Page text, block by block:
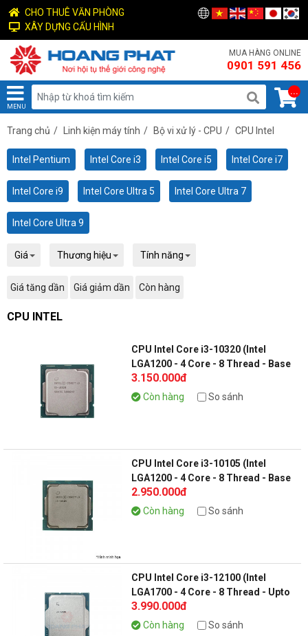
CHO THUÊ VĂN PHÒNG
XÂY DỰNG CẤU HÌNH
MUA HÀNG ONLINE
0901 591 456
MENU
...
Trang chủ / Linh kiện máy tính / Bộ vi xử lý - CPU / CPU Intel
Intel Pentium Intel Core i3 Intel Core i5 Intel Core i7
Intel Core i9 Intel Core Ultra 5 Intel Core Ultra 7
Intel Core Ultra 9
Giá Thương hiệu Tính năng
Giá tăng dần Giá giảm dần Còn hàng
CPU INTEL
CPU Intel Core i3-10320 (Intel
LGA1200 - 4 Core - 8 Thread - Base
3.8Ghz - Turbo 4.6Ghz - Cache
8MB) (Tray không Fan)
3.150.000đ
Còn hàng So sánh
CPU Intel Core i3-10105 (Intel
LGA1200 - 4 Core - 8 Thread - Base
3.7Ghz- Turbo 4.4Ghz - Cache 6MB)
(Tray không fan)
2.950.000đ
Còn hàng So sánh
CPU Intel Core i3-12100 (Intel
LGA1700 - 4 Core - 8 Thread - Upto
4.3Ghz - Cache 12MB) Tray không
fan
3.990.000đ
Còn hàng So sánh